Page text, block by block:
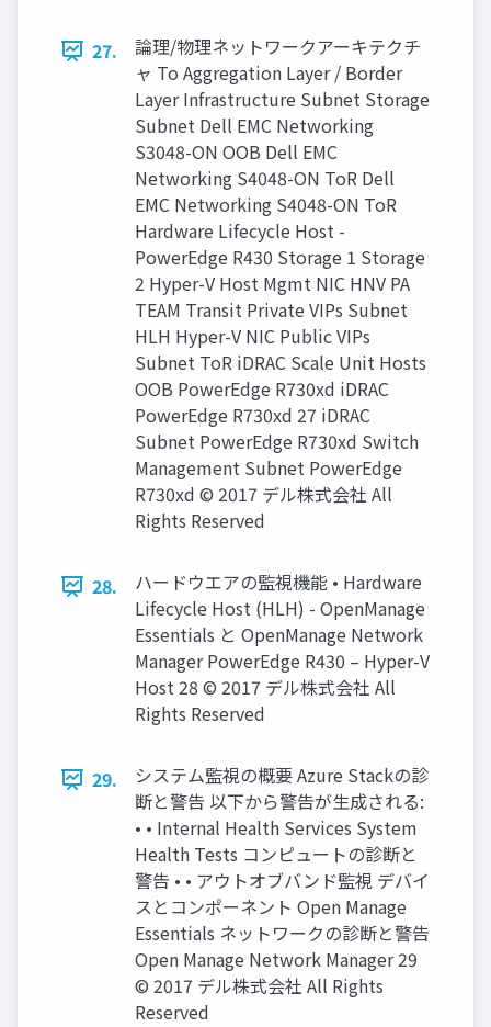
27.
論理/物理ネットワークアーキテクチ
ャ To Aggregation Layer / Border
Layer Infrastructure Subnet Storage
Subnet Dell EMC Networking
S3048-ON OOB Dell EMC
Networking S4048-ON ToR Dell
EMC Networking S4048-ON ToR
Hardware Lifecycle Host -
PowerEdge R430 Storage 1 Storage
2 Hyper-V Host Mgmt NIC HNV PA
TEAM Transit Private VIPs Subnet
HLH Hyper-V NIC Public VIPs
Subnet ToR iDRAC Scale Unit Hosts
OOB PowerEdge R730xd iDRAC
PowerEdge R730xd 27 iDRAC
Subnet PowerEdge R730xd Switch
Management Subnet PowerEdge
R730xd © 2017 デル株式会社 All
Rights Reserved
28.
ハードウエアの監視機能 • Hardware
Lifecycle Host (HLH) - OpenManage
Essentials と OpenManage Network
Manager PowerEdge R430 – Hyper-V
Host 28 © 2017 デル株式会社 All
Rights Reserved
29.
システム監視の概要 Azure Stackの診
断と警告 以下から警告が⽣成される:
• • Internal Health Services System
Health Tests コンピュートの診断と
警告 • • アウトオブバンド監視 デバイ
スとコンポーネント Open Manage
Essentials ネットワークの診断と警告
Open Manage Network Manager 29
© 2017 デル株式会社 All Rights
Reserved